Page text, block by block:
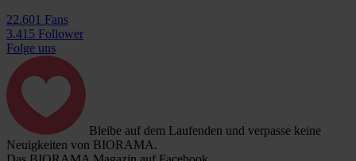
22.601 Fans
3.415 Follower
Folge uns
Bleibe auf dem Laufenden und verpasse keine
Neuigkeiten von BIORAMA.